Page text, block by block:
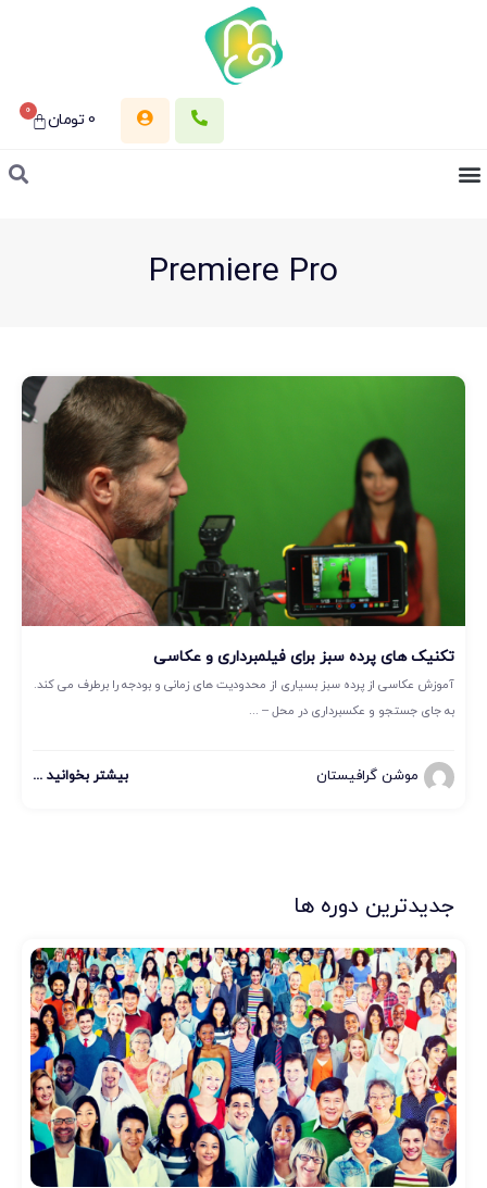
0 تومان 0
Premiere Pro
تکنیک های پرده سبز برای فیلمبرداری و عکاسی
آموزش عکاسی از پرده سبز بسیاری از محدودیت های زمانی و بودجه را برطرف می کند.
به جای جستجو و عکسبرداری در محل – ...
موشن گرافیستان بیشتر بخوانید ...
جدیدترین دوره ها